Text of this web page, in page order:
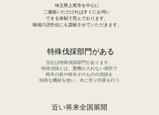
埼玉県上尾市を中心に
ご連絡いただければすぐにお伺い
できる体制で営んでおります。
地域の活性化にも貢献させていただきます。
​特殊伐採部門がある
当社は特殊伐採部門があります。
特殊伐採とは、重機が入れない場所で
樹木の枝や樹木そのものの伐採を
​特殊な機材を使い、木に登り作業を行う
​近い将来全国展開